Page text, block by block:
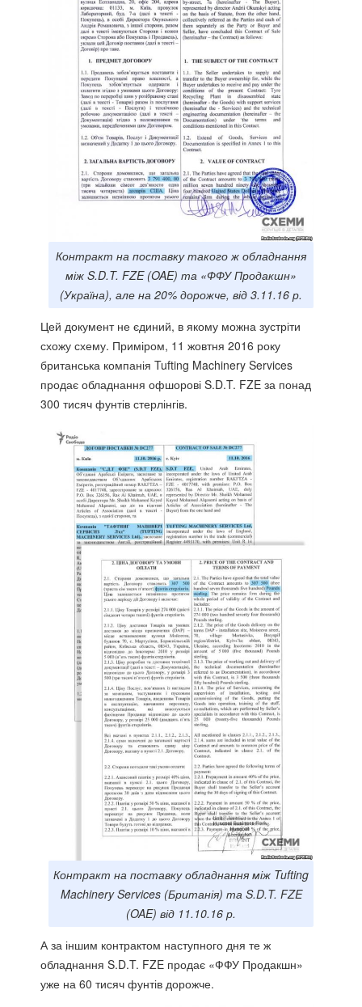
Контракт на поставку такого ж обладнання
між S.D.T. FZE (OAE) та «ФФУ Продакшн»
(Україна), але на 20% дорожче, від 3.11.16 р.
Цей документ не єдиний, в якому можна зустріти
схожу схему. Приміром, 11 жовтня 2016 року
британська компанія Tufting Machinery Services
продає обладнання офшорові S.D.T. FZE за понад
300 тисяч фунтів стерлінгів.
Контракт на поставку обладнання між Tufting
Machinery Services (Британія) та S.D.T. FZE
(OAE) від 11.10.16 р.
А за іншим контрактом наступного дня те ж
обладнання S.D.T. FZE продає «ФФУ Продакшн»
уже на 60 тисяч фунтів дорожче.